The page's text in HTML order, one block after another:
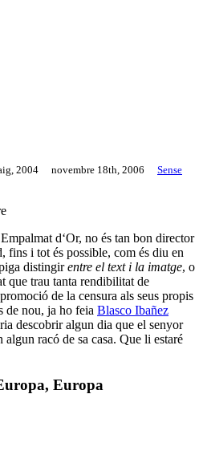
2004 novembre 18th, 2006
Sense
d‘Or, no és tan bon director
fins i tot és possible, com és diu en
distingirentre el text i la imatge, o
que trau tanta rendibilitat de
de la censura als seus propis
de nou, ja ho feia Blasco Ibañez
descobrir algun dia que el senyor
algun racó de sa casa. Que li estaré
Europa